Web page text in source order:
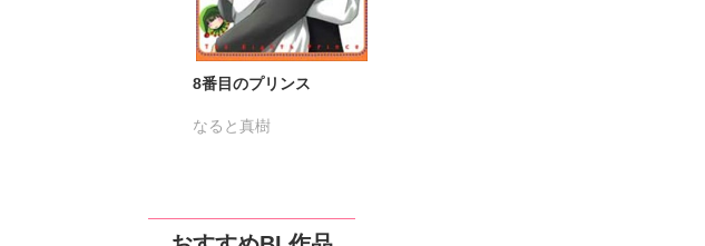
8番目のプリンス
なると真樹